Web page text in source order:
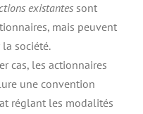
existantessont
mais peuvent
la société.
cas, les actionnaires
une convention
réglant les modalités